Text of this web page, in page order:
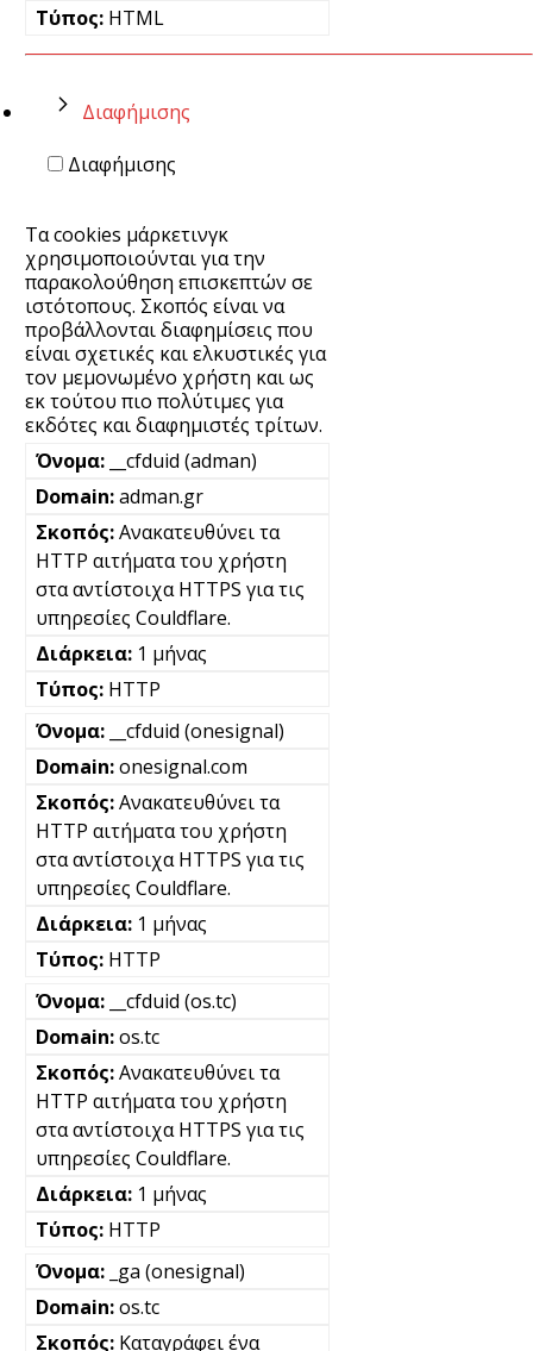
HTML
Διαφήμισης
Διαφήμισης
Τα cookies μάρκετινγκ
χρησιμοποιούνται για την
παρακολούθηση επισκεπτών σε
ιστότοπους. Σκοπός είναι να
προβάλλονται διαφημίσεις που
είναι σχετικές και ελκυστικές για
τον μεμονωμένο χρήστη και ως
εκ τούτου πιο πολύτιμες για
εκδότες και διαφημιστές τρίτων.
__cfduid (adman)
adman.gr
Ανακατευθύνει τα
HTTP αιτήματα του χρήστη
στα αντίστοιχα HTTPS για τις
υπηρεσίες Couldflare.
1 μήνας
HTTP
__cfduid (onesignal)
onesignal.com
Ανακατευθύνει τα
HTTP αιτήματα του χρήστη
στα αντίστοιχα HTTPS για τις
υπηρεσίες Couldflare.
1 μήνας
HTTP
__cfduid (os.tc)
os.tc
Ανακατευθύνει τα
HTTP αιτήματα του χρήστη
στα αντίστοιχα HTTPS για τις
υπηρεσίες Couldflare.
1 μήνας
HTTP
_ga (onesignal)
os.tc
Καταγράφει ένα